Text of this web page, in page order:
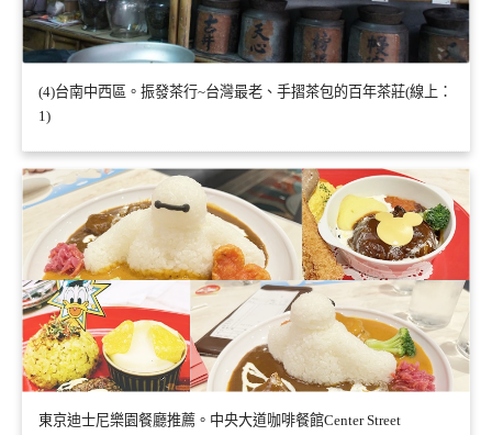
(4)台南中西區。振發茶行~台灣最老、手摺茶包的百年茶莊(線上：
1)
東京迪士尼樂園餐廳推薦。中央大道咖啡餐館Center Street